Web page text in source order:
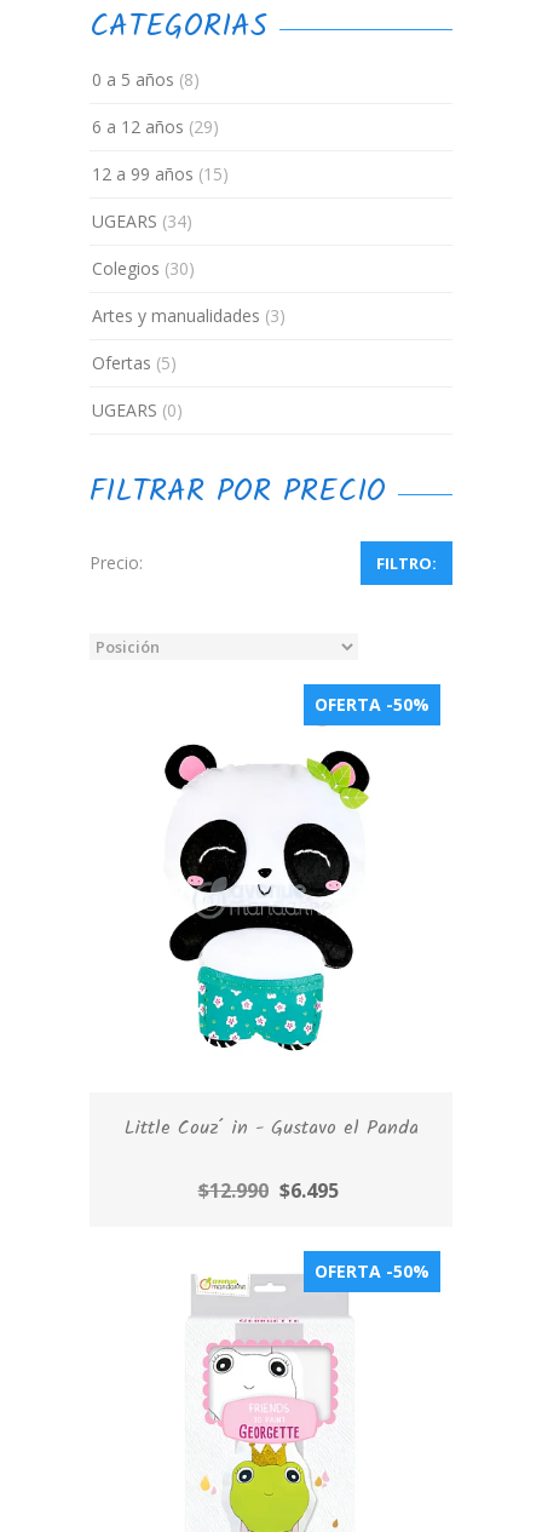
CATEGORIAS
0 a 5 años (8)
6 a 12 años (29)
12 a 99 años (15)
UGEARS (34)
Colegios (30)
Artes y manualidades (3)
Ofertas (5)
UGEARS (0)
FILTRAR POR PRECIO
Precio: FILTRO:
OFERTA -50%
Little Couz´ in - Gustavo el Panda
$12.990 $6.495
OFERTA -50%